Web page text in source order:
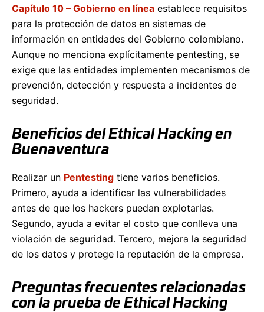
Capítulo 10 – Gobierno en línea establece requisitos
para la protección de datos en sistemas de
información en entidades del Gobierno colombiano.
Aunque no menciona explícitamente pentesting, se
exige que las entidades implementen mecanismos de
prevención, detección y respuesta a incidentes de
seguridad.
Beneficios del Ethical Hacking en
Buenaventura
Realizar un Pentesting tiene varios beneficios.
Primero, ayuda a identificar las vulnerabilidades
antes de que los hackers puedan explotarlas.
Segundo, ayuda a evitar el costo que conlleva una
violación de seguridad. Tercero, mejora la seguridad
de los datos y protege la reputación de la empresa.
Preguntas frecuentes relacionadas
con la prueba de Ethical Hacking